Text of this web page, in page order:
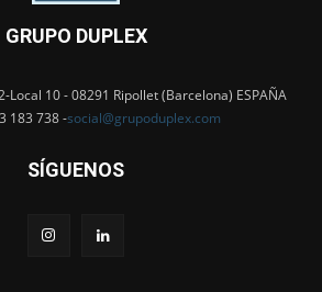
GRUPO DUPLEX
Local 10 - 08291 Ripollet (Barcelona) ESPAÑA
183 738 -social@grupoduplex.com
SÍGUENOS